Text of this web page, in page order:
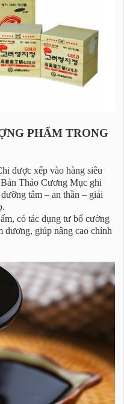
PHẨM TRONG
được xếp vào hàng siêu
Thảo Cương Mục ghi
tâm – an thần – giải
có tác dụng tư bổ cường
dương, giúp nâng cao chính